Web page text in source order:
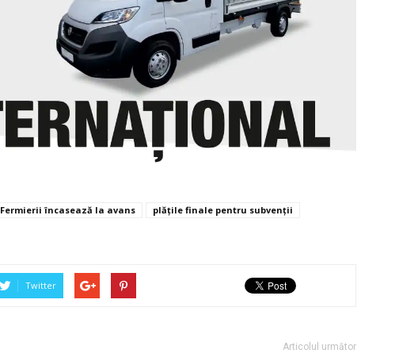
Fermierii încasează la avans
plățile finale pentru subvenții
Twitter
Articolul următor